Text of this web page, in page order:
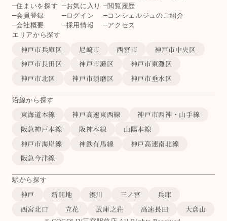
住まいを探す お気に入り
閲覧履歴
会員登録
ログイン
コンシェルジュのご紹介
会社概要
採用情報
アクセス
エリアから探す
神戸市兵庫区 尼崎市 西宮市
神戸市中央区
神戸市長田区
神戸市灘区
神戸市東灘区
神戸市北区
神戸市須磨区 神戸市垂水区
沿線から探す
東海道本線 神戸高速東西線
神戸市西神・山手線
阪急神戸本線
阪神本線
山陽本線
神戸市海岸線
神鉄有馬線
神戸高速南北線
阪急今津線
駅から探す
神戸 新開地 湊川 三ノ宮
兵庫
西宮北口
立花 武庫之荘 高速長田 大倉山